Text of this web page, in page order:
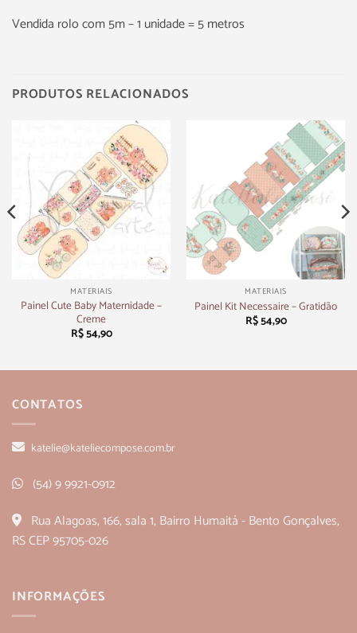
Vendida rolo com 5m – 1 unidade = 5 metros
PRODUTOS RELACIONADOS
MATERIAIS
Painel Cute Baby Maternidade –
Creme
R$54,90
MATERIAIS
Painel Kit Necessaire – Gratidão
R$54,90
CONTATOS
katelie@kateliecompose.com.br
(54) 9 9921-0912
Rua Alagoas, 166, sala 1, Bairro Humaitá - Bento Gonçalves,
RS CEP 95705-026
INFORMAÇÕES